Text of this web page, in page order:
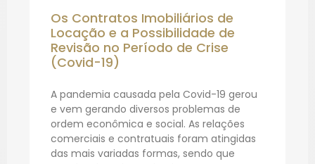
Os Contratos Imobiliários de
Locação e a Possibilidade de
Revisão no Período de Crise
(Covid-19)
A pandemia causada pela Covid-19 gerou
e vem gerando diversos problemas de
ordem econômica e social. As relações
comerciais e contratuais foram atingidas
das mais variadas formas, sendo que